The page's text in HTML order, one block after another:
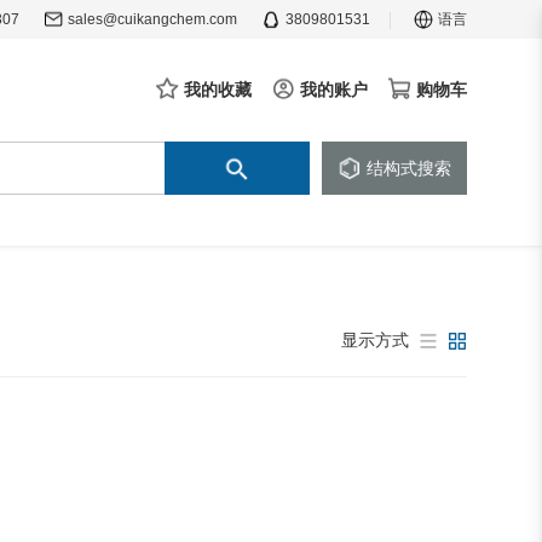
语言
sales@cuikangchem.com 3809801531
我的收藏 我的账户 购物车
结构式搜索
显示方式